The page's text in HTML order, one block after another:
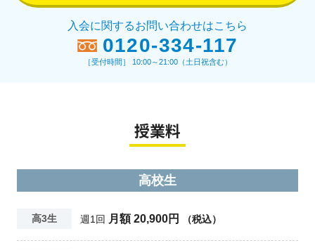
入会に関するお問い合わせはこちら
0120-334-117
［受付時間］ 10:00～21:00（土日祝含む）
授業料
高校生
高3生 週1回 月額 20,900円 （税込）